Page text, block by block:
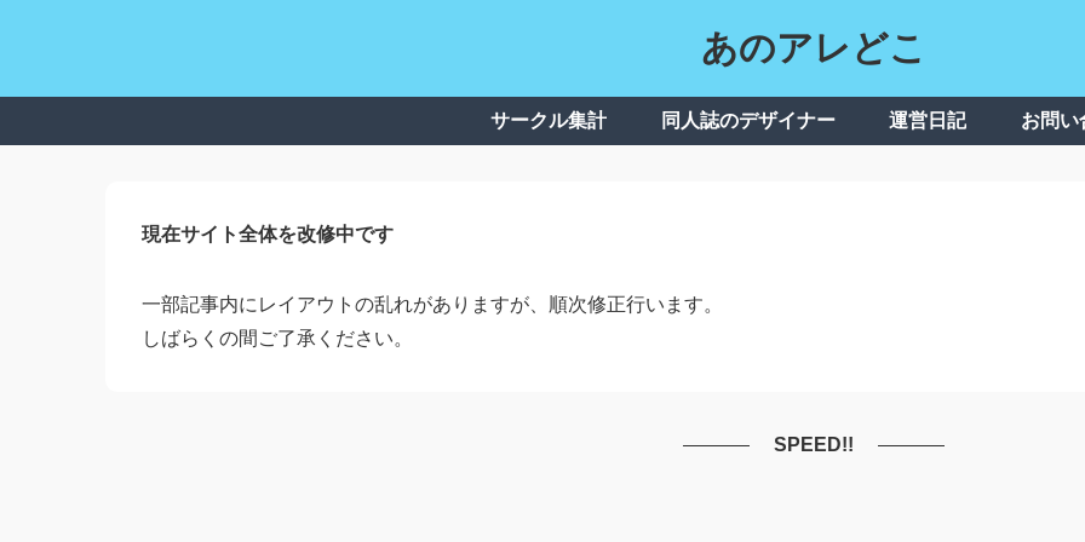
あのアレどこ
サークル集計 同人誌のデザイナー 運営日記 お問い
現在サイト全体を改修中です
一部記事内にレイアウトの乱れがありますが、順次修正行います。
しばらくの間ご了承ください。
SPEED!!